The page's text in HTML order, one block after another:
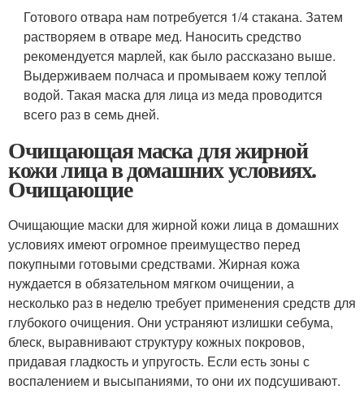
Готового отвара нам потребуется 1/4 стакана. Затем
растворяем в отваре мед. Наносить средство
рекомендуется марлей, как было рассказано выше.
Выдерживаем полчаса и промываем кожу теплой
водой. Такая маска для лица из меда проводится
всего раз в семь дней.
Очищающая маска для жирной
кожи лица в домашних условиях.
Очищающие
Очищающие маски для жирной кожи лица в домашних
условиях имеют огромное преимущество перед
покупными готовыми средствами. Жирная кожа
нуждается в обязательном мягком очищении, а
несколько раз в неделю требует применения средств для
глубокого очищения. Они устраняют излишки себума,
блеск, выравнивают структуру кожных покровов,
придавая гладкость и упругость. Если есть зоны с
воспалением и высыпаниями, то они их подсушивают.